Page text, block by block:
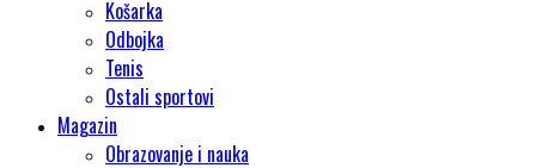
Košarka
Odbojka
Tenis
Ostali sportovi
Magazin
Obrazovanje i nauka